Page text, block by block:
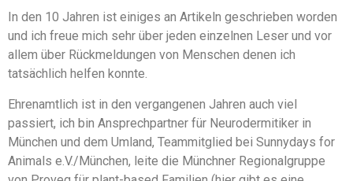
In den 10 Jahren ist einiges an Artikeln geschrieben worden
und ich freue mich sehr über jeden einzelnen Leser und vor
allem über Rückmeldungen von Menschen denen ich
tatsächlich helfen konnte.
Ehrenamtlich ist in den vergangenen Jahren auch viel
passiert, ich bin Ansprechpartner für Neurodermitiker in
München und dem Umland, Teammitglied bei Sunnydays for
Animals e.V./München, leite die Münchner Regionalgruppe